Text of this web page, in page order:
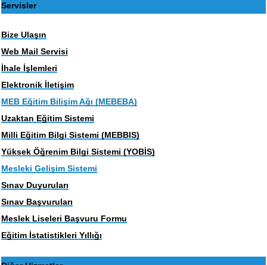
Servisler
Bize Ulaşın
Web Mail Servisi
İhale İşlemleri
Elektronik İletişim
MEB Eğitim Bilişim Ağı (MEBEBA)
Uzaktan Eğitim Sistemi
Milli Eğitim Bilgi Sistemi (MEBBIS)
Yüksek Öğrenim Bilgi Sistemi (YOBİS)
Mesleki Gelişim Sistemi
Sınav Duyuruları
Sınav Başvuruları
Meslek Liseleri Başvuru Formu
Eğitim İstatistikleri Yıllığı